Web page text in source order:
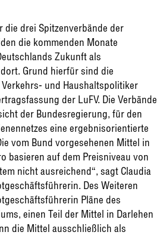
die drei Spitzenverbände der
die kommenden Monate
Zukunft als
Grund hierfür sind die
und Haushaltspolitiker
der LuFV. Die Verbände
der Bundesregierung, für den
eine ergebnisorientierte
vom Bund vorgesehenen Mittel in
basieren auf dem Preisniveau von
nicht ausreichend“, sagt Claudia
Des Weiteren
Pläne des
einen Teil der Mittel in Darlehen
die Mittel ausschließlich als